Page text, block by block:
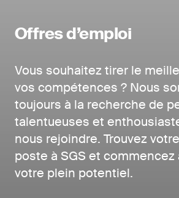
Offres d’emploi
Vous souhaitez tirer le
vos compétences ? Nous
toujours à la recherche de
talentueuses et
nous rejoindre. Trouvez
poste à SGS et commencez
votre plein potentiel.